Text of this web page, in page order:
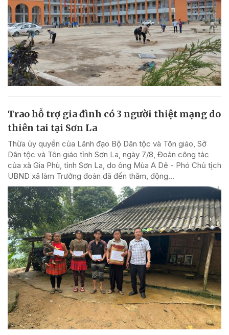
Trao hỗ trợ gia đình có 3 người thiệt mạng do
thiên tai tại Sơn La
Thừa ủy quyền của Lãnh đạo Bộ Dân tộc và Tôn giáo, Sở
Dân tộc và Tôn giáo tỉnh Sơn La, ngày 7/8, Đoàn công tác
của xã Gia Phù, tỉnh Sơn La, do ông Mùa A Dê - Phó Chủ tịch
UBND xã làm Trưởng đoàn đã đến thăm, động...